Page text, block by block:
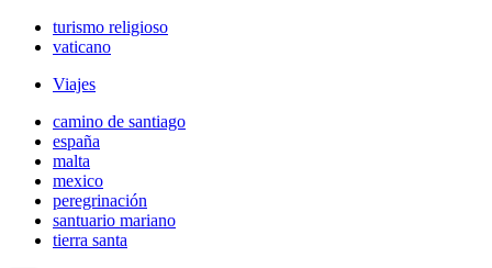
turismo religioso
vaticano
Viajes
camino de santiago
españa
malta
mexico
peregrinación
santuario mariano
tierra santa